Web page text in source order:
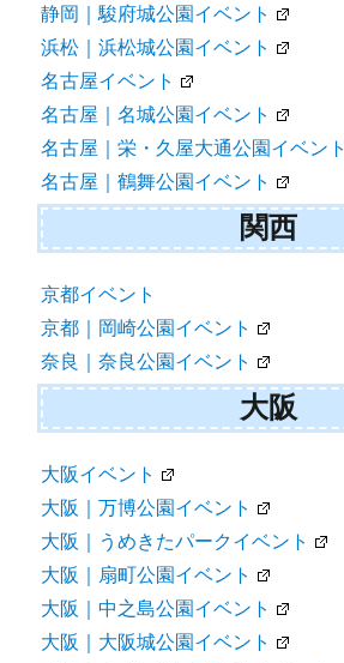
静岡｜駿府城公園イベント
浜松｜浜松城公園イベント
名古屋イベント
名古屋｜名城公園イベント
名古屋｜栄・久屋大通公園イベント
名古屋｜鶴舞公園イベント
関西
京都イベント
京都｜岡崎公園イベント
奈良｜奈良公園イベント
大阪
大阪イベント
大阪｜万博公園イベント
大阪｜うめきたパークイベント
大阪｜扇町公園イベント
大阪｜中之島公園イベント
大阪｜大阪城公園イベント